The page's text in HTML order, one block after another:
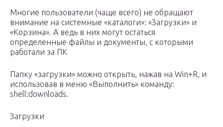
Многие пользователи (чаще всего) не обращают
внимание на системные «каталоги»: «Загрузки» и
«Корзина». А ведь в них могут остаться
определенные файлы и документы, с которыми
работали за ПК
Папку «загрузки» можно открыть, нажав на Win+R, и
использовав в меню «Выполнить» команду:
shell:downloads.
Загрузки